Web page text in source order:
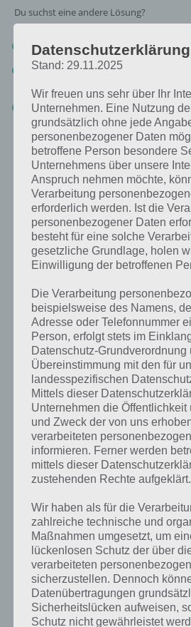
Du suchst eine andere Lösung?
Tägliches BONUS Rätsel: Zur
Rätsel aus dem Jahr 2018:
Zur Übersicht:4 Bilder 1 Wort
2019!
Kurze Begriffserklärung
Robbe
Robbe ist die Lösung für das tägliche
Wort, doch welche Bedeutung hat dieses
dazu zu wissen? Passt das Wort auch zu
Lösungen präsentieren wir daher auch
Begriffserklärung!
Datenschutzerklärung
Stand: 29.11.2025
Wir freuen uns sehr über Ihr
Unternehmen. Eine Nutzung
grundsätzlich ohne jede
personenbezogener Daten
betroffene Person besondere
Unternehmens über unsere
Anspruch nehmen möchte,
Verarbeitung
erforderlich werden. Ist die
personenbezogener Daten
besteht für eine solche
gesetzliche Grundlage, holen
Einwilligung der betroffenen
Die Verarbeitung
beispielsweise des Namens,
Adresse oder Telefonnummer
Person, erfolgt stets im
Datenschutz-Grundverordnung
Übereinstimmung mit den für
landesspezifischen
Mittels dieser
Unternehmen die Öffentlichkeit
und Zweck der von uns
verarbeiteten
informieren. Ferner werden
mittels dieser
zustehenden Rechte aufgeklärt.
Wir haben als für die
zahlreiche technische und
Maßnahmen umgesetzt, um
lückenlosen Schutz der über
verarbeiteten
sicherzustellen. Dennoch
Datenübertragungen
Sicherheitslücken aufweisen,
Schutz nicht gewährleistet